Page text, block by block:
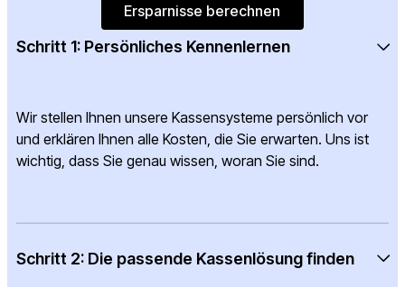
Ersparnisse berechnen
Ersparnisse berechnen
Schritt 1: Persönliches Kennenlernen
Wir stellen Ihnen unsere Kassensysteme persönlich vor
und erklären Ihnen alle Kosten, die Sie erwarten. Uns ist
wichtig, dass Sie genau wissen, woran Sie sind.
Schritt 2: Die passende Kassenlösung finden